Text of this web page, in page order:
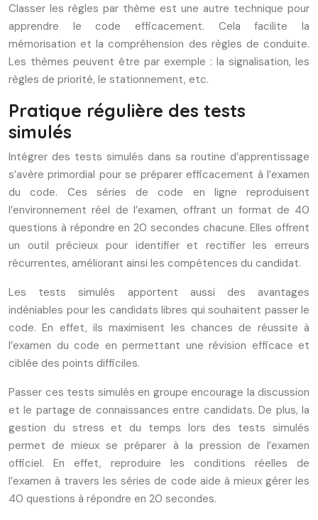
Classer les règles par thème est une autre technique pour
apprendre le code efficacement. Cela facilite la
mémorisation et la compréhension des règles de conduite.
Les thèmes peuvent être par exemple : la signalisation, les
règles de priorité, le stationnement, etc.
Pratique régulière des tests
simulés
Intégrer des tests simulés dans sa routine d’apprentissage
s’avère primordial pour se préparer efficacement à l’examen
du code. Ces séries de code en ligne reproduisent
l’environnement réel de l’examen, offrant un format de 40
questions à répondre en 20 secondes chacune. Elles offrent
un outil précieux pour identifier et rectifier les erreurs
récurrentes, améliorant ainsi les compétences du candidat.
Les tests simulés apportent aussi des avantages
indéniables pour les candidats libres qui souhaitent passer le
code. En effet, ils maximisent les chances de réussite à
l’examen du code en permettant une révision efficace et
ciblée des points difficiles.
Passer ces tests simulés en groupe encourage la discussion
et le partage de connaissances entre candidats. De plus, la
gestion du stress et du temps lors des tests simulés
permet de mieux se préparer à la pression de l’examen
officiel. En effet, reproduire les conditions réelles de
l’examen à travers les séries de code aide à mieux gérer les
40 questions à répondre en 20 secondes.